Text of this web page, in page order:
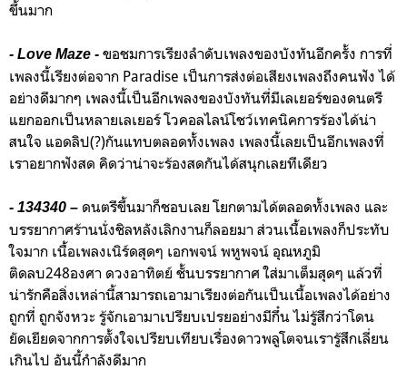
ขึ้นมาก
- Love Maze - ขอชมการเรียงลำดับเพลงของบังทันอีกครั้ง การที่
เพลงนี้เรียงต่อจาก Paradise เป็นการส่งต่อเสียงเพลงถึงคนฟัง ได้
อย่างดีมากๆ เพลงนี้เป็นอีกเพลงของบังทันที่มีเลเยอร์ของดนตรี
แยกออกเป็นหลายเลเยอร์ โวคอลไลน์โชว์เทคนิคการร้องได้น่า
สนใจ แอดลิป(?)กันแทบตลอดทั้งเพลง เพลงนี้เลยเป็นอีกเพลงที่
เราอยากฟังสด คิดว่าน่าจะร้องสดกันได้สนุกเลยทีเดียว
- 134340 – ดนตรีขึ้นมาก็ชอบเลย โยกตามได้ตลอดทั้งเพลง และ
บรรยากาศร้านนั่งชิลหลังเลิกงานก็ลอยมา ส่วนเนื้อเพลงก็ประทับ
ใจมาก เนื้อเพลงเนิร์ดสุดๆ เอกพจน์ พหูพจน์ อุณหภูมิ
ติดลบ248องศา ดวงอาทิตย์ ชั้นบรรยากาศ ใส่มาเต็มสุดๆ แล้วที่
น่ารักคือสิ่งเหล่านี้สามารถเอามาเรียงต่อกันเป็นเนื้อเพลงได้อย่าง
ถูกที่ ถูกจังหวะ รู้จักเอามาเปรียบเปรยอย่างมีกึ๋น ไม่รู้สึกว่าโดน
ยัดเยียดจากการตั้งใจเปรียบเทียบเรื่องดาวพลูโตจนเรารู้สึกเลี่ยน
เกินไป อันนี้กำลังดีมาก